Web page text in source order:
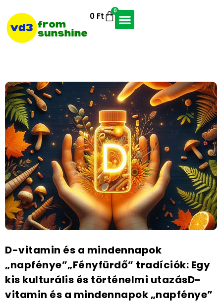
0 Ft
0
D-vitamin és a mindennapok
„napfénye”„Fényfürdő” tradíciók: Egy
kis kulturális és történelmi utazásD-
vitamin és a mindennapok „napfénye”